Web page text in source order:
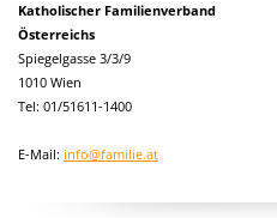
Katholischer Familienverband
Österreichs
Spiegelgasse 3/3/9
1010 Wien
Tel: 01/51611-1400
E-Mail: info@familie.at